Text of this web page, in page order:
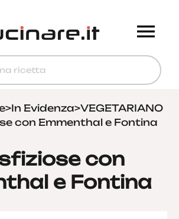
>In Evidenza>VEGETARIANO
con Emmenthal e Fontina
con
e Fontina